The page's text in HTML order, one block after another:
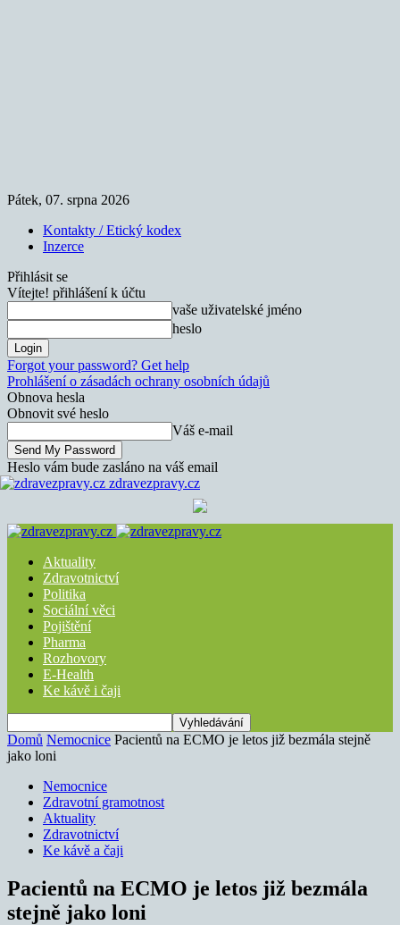
Pátek, 07. srpna 2026
Kontakty / Etický kodex
Inzerce
Přihlásit se
Vítejte! přihlášení k účtu
vaše uživatelské jméno
heslo
Forgot your password? Get help
Prohlášení o zásadách ochrany osobních údajů
Obnova hesla
Obnovit své heslo
Váš e-mail
Heslo vám bude zasláno na váš email
zdravezpravy.cz
Aktuality
Zdravotnictví
Politika
Sociální věci
Pojištění
Pharma
Rozhovory
E-Health
Ke kávě i čaji
Domů Nemocnice Pacientů na ECMO je letos již bezmála stejně
jako loni
Nemocnice
Zdravotní gramotnost
Aktuality
Zdravotnictví
Ke kávě a čaji
Pacientů na ECMO je letos již bezmála
stejně jako loni